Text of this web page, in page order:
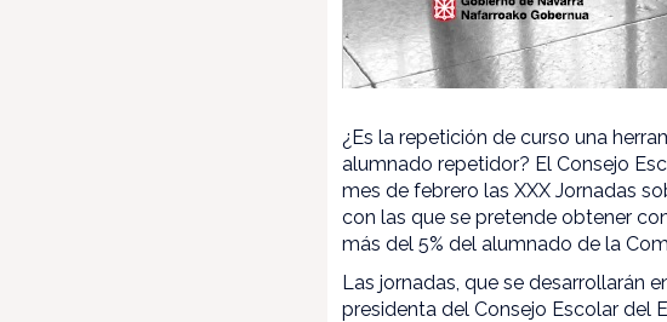
¿Es la repetición de curso una
alumnado repetidor? El Consejo
mes de febrero las XXX Jornadas
con las que se pretende obtener
más del 5% del alumnado de la
Las jornadas, que se desarrollarán
presidenta del Consejo Escolar del